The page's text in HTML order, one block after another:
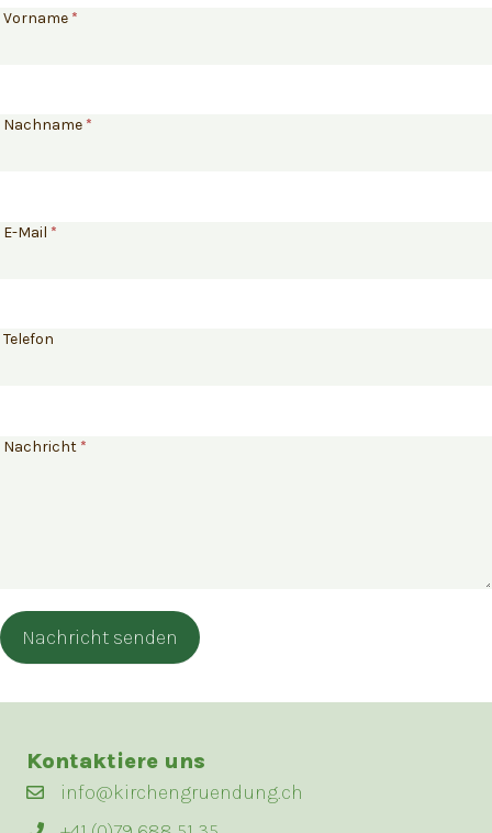
kontaktieren
Vorname *
Nachname *
E-Mail *
Telefon
Nachricht *
Nachricht senden
Kontaktiere uns
info@kirchengruendung.ch